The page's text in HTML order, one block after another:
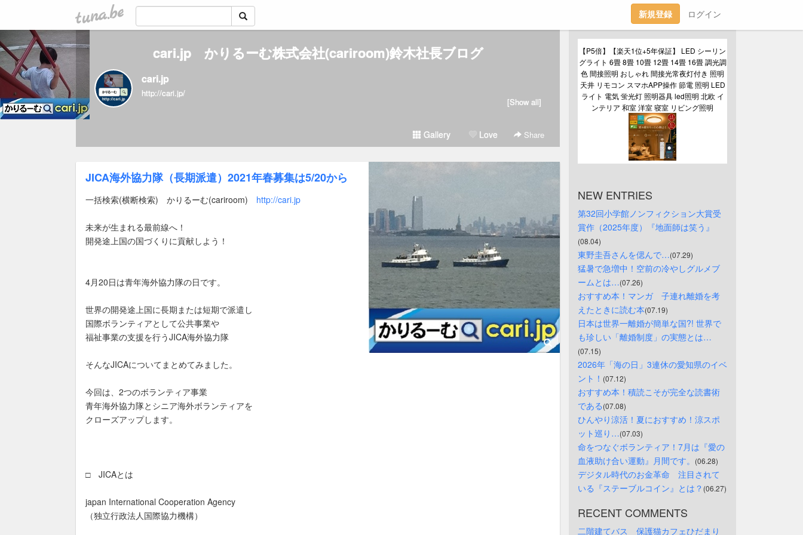
tuna.be 新規登録 ログイン
cari.jp かりるーむ株式会社(cariroom)鈴木社長ブログ
cari.jp
http://cari.jp/
[Show all]
Gallery Love Share
JICA海外協力隊（長期派遣）2021年春募集は5/20から
一括検索(横断検索) かりるーむ(cariroom) http://cari.jp
未来が生まれる最前線へ！
開発途上国の国づくりに貢献しよう！
4月20日は青年海外協力隊の日です。
世界の開発途上国に長期または短期で派遣し
国際ボランティアとして公共事業や
福祉事業の支援を行うJICA海外協力隊
そんなJICAについてまとめてみました。
今回は、2つのボランティア事業
青年海外協力隊とシニア海外ボランティアを
クローズアップします。
□ JICAとは
japan International Cooperation Agency
（独立行政法人国際協力機構）
【P5倍】【楽天1位+5年保証】 LED シーリン
グライト 6畳 8畳 10畳 12畳 14畳 16畳 調光調
色 間接照明 おしゃれ 間接光常夜灯付き 照明
天井 リモコン スマホAPP操作 節電 照明 LED
ライト 電気 蛍光灯 照明器具 led照明 北欧 イ
ンテリア 和室 洋室 寝室 リビング照明
NEW ENTRIES
第32回小学館ノンフィクション大賞受
賞作（2025年度）『地面師は笑う』
(08.04)
東野圭吾さんを偲んで…(07.29)
猛暑で急増中！空前の冷やしグルメブ
ームとは…(07.26)
おすすめ本！マンガ　子連れ離婚を考
えたときに読む本(07.19)
日本は世界一離婚が簡単な国?! 世界で
も珍しい「離婚制度」の実態とは…
(07.15)
2026年「海の日」3連休の愛知県のイベ
ント！ (07.12)
おすすめ本！積読こそが完全な読書術
である(07.08)
ひんやり涼活！夏におすすめ！涼スポ
ット巡り…(07.03)
命をつなぐボランティア！7月は『愛の
血液助け合い運動』月間です。 (06.28)
デジタル時代のお金革命　注目されて
いる『ステーブルコイン』とは？ (06.27)
RECENT COMMENTS
二階建てバス　保護猫カフェひだまり